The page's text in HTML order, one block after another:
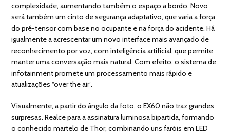
complexidade, aumentando também o espaço a bordo. Novo
será também um cinto de segurança adaptativo, que varia a força
do pré-tensor com base no ocupante e na força do acidente. Há
igualmente a acrescentar um novo interface mais avançado de
reconhecimento por voz, com inteligência artificial, que permite
manter uma conversação mais natural. Com efeito, o sistema de
infotainment promete um processamento mais rápido e
atualizações “over the air”.
Visualmente, a partir do ângulo da foto, o EX60 não traz grandes
surpresas. Realce para a assinatura luminosa bipartida, formando
o conhecido martelo de Thor, combinando uns faróis em LED